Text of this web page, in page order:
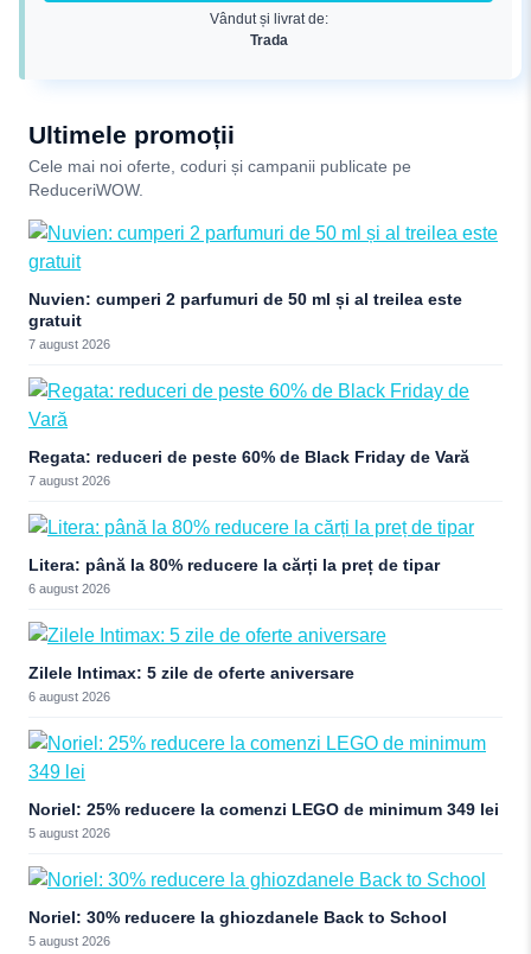
Vândut și livrat de:
Trada
Ultimele promoții
Cele mai noi oferte, coduri și campanii publicate pe
ReduceriWOW.
Nuvien: cumperi 2 parfumuri de 50 ml și al treilea este
gratuit
7 august 2026
Regata: reduceri de peste 60% de Black Friday de Vară
7 august 2026
Litera: până la 80% reducere la cărți la preț de tipar
6 august 2026
Zilele Intimax: 5 zile de oferte aniversare
6 august 2026
Noriel: 25% reducere la comenzi LEGO de minimum 349 lei
5 august 2026
Noriel: 30% reducere la ghiozdanele Back to School
5 august 2026